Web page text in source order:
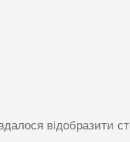
відобразити